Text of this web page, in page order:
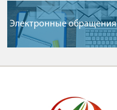
Электронные обращения